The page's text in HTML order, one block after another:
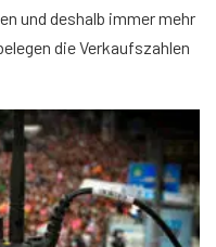
und deshalb immer mehr
die Verkaufszahlen